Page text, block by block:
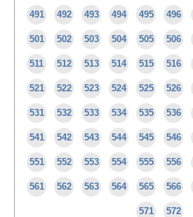
491 492 493 494 495 496
501 502 503 504 505 506
511 512 513 514 515 516
521 522 523 524 525 526
531 532 533 534 535 536
541 542 543 544 545 546
551 552 553 554 555 556
561 562 563 564 565 566
571 572